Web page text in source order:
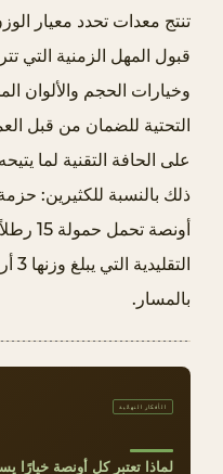
6
م
ق
ض
ت
و
ا
ل
تنتج معدات تحدد معيار
وخيارات الحجم والألوان
التحتية للضمان من قبل
أونصة
بالمسار.
الأفكار النهائية
لماذا تعتبر كل أونصة خيارًا